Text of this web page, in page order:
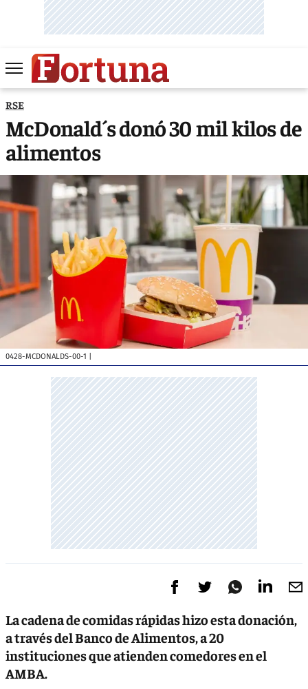
RSE
McDonald´s donó 30 mil kilos de
alimentos
0428-MCDONALDS-00-1
La cadena de comidas rápidas hizo esta donación,
a través del Banco de Alimentos, a 20
instituciones que atienden comedores en el
AMBA.